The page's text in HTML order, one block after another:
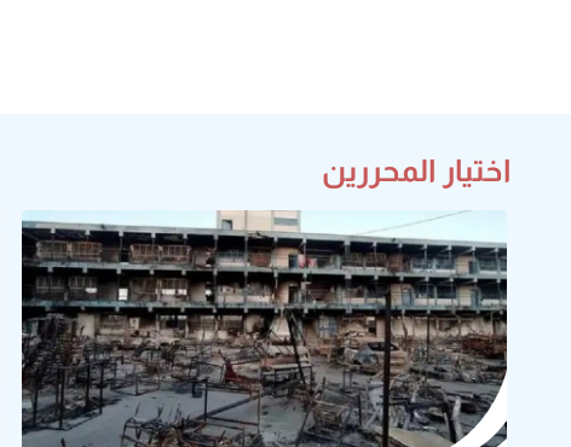
اختيار المحررين